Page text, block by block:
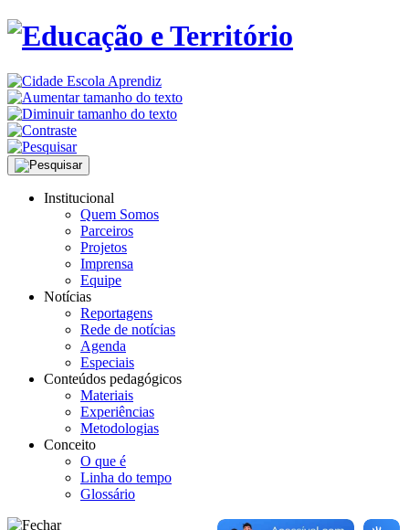
Institucional
Quem Somos
Parceiros
Projetos
Imprensa
Equipe
Notícias
Reportagens
Rede de notícias
Agenda
Especiais
Conteúdos pedagógicos
Materiais
Experiências
Metodologias
Conceito
O que é
Linha do tempo
Glossário